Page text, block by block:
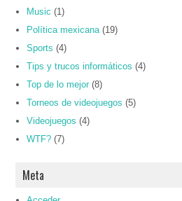
Music (1)
Política mexicana (19)
Sports (4)
Tips y trucos informáticos (4)
Top de lo mejor (8)
Torneos de videojuegos (5)
Videojuegos (4)
WTF? (7)
Meta